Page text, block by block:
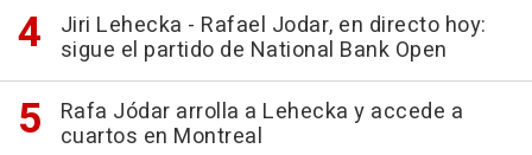
Jiri Lehecka - Rafael Jodar, en directo hoy:
sigue el partido de National Bank Open
Rafa Jódar arrolla a Lehecka y accede a
cuartos en Montreal